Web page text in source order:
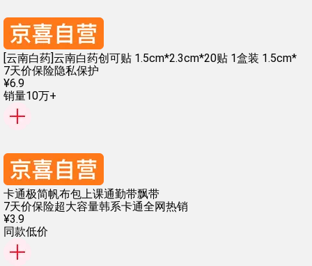
[云南白药]云南白药创可贴 1.5cm*2.3cm*20贴 1盒装 1.5cm*
7天价保险隐私保护
¥6.9
销量10万+
卡通极简帆布包上课通勤带飘带
7天价保险超大容量韩系卡通全网热销
¥3.9
同款低价